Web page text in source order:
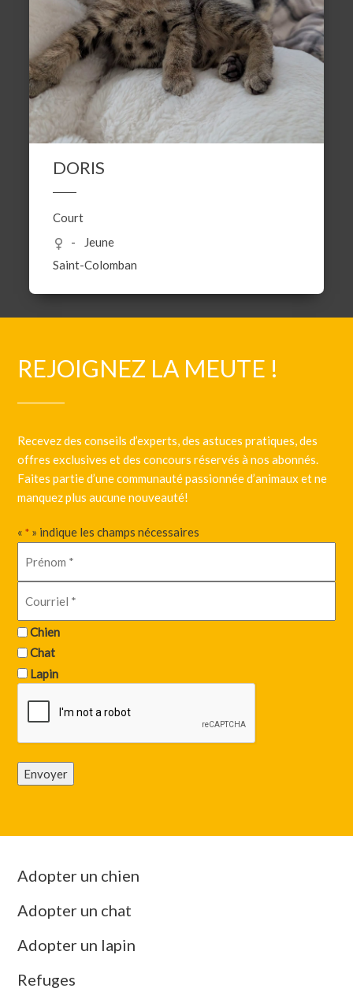
DORIS
Court
Jeune
Saint-Colomban
REJOIGNEZ LA MEUTE !
Recevez des conseils d’experts, des astuces pratiques, des
offres exclusives et des concours réservés à nos abonnés.
Faites partie d’une communauté passionnée d’animaux et ne
manquez plus aucune nouveauté!
«* » indique les champs nécessaires
Chien
Chat
Lapin
Envoyer
Adopter un chien
Adopter un chat
Adopter un lapin
Refuges